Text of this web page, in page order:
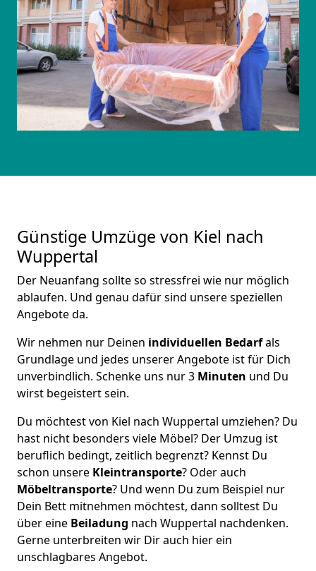
Günstige Umzüge von Kiel nach
Wuppertal
Der Neuanfang sollte so stressfrei wie nur möglich
ablaufen. Und genau dafür sind unsere speziellen
Angebote da.
Wir nehmen nur Deinen individuellen Bedarfals
Grundlage und jedes unserer Angebote ist für Dich
unverbindlich. Schenke uns nur 3 Minuten und Du
wirst begeistert sein.
Du möchtest von Kiel nach Wuppertal umziehen? Du
hast nicht besonders viele Möbel? Der Umzug ist
beruflich bedingt, zeitlich begrenzt? Kennst Du
schon unsere Kleintransporte? Oder auch
Möbeltransporte? Und wenn Du zum Beispiel nur
Dein Bett mitnehmen möchtest, dann solltest Du
über eine Beiladung nach Wuppertal nachdenken.
Gerne unterbreiten wir Dir auch hier ein
unschlagbares Angebot.